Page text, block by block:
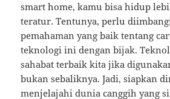
smart home, kamu bisa hidup
teratur. Tentunya, perlu
pemahaman yang baik tentang
teknologi ini dengan bijak.
sahabat terbaik kita jika
bukan sebaliknya. Jadi, siapkan
menjelajahi dunia canggih yang